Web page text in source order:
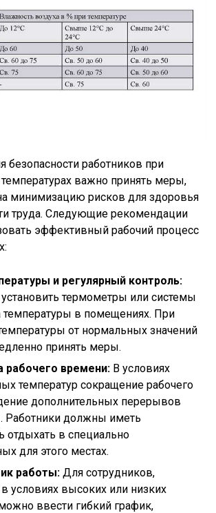
безопасности работников при
важно принять меры,
минимизацию рисков для здоровья
труда. Следующие рекомендации
эффективный рабочий процесс
и регулярный контроль:
термометры или системы
температуры в помещениях. При
от нормальных значений
принять меры.
рабочего времени: В условиях
температур сокращение рабочего
дополнительных перерывов
Работники должны иметь
отдыхать в специально
для этого местах.
работы: Для сотрудников,
условиях высоких или низких
ввести гибкий график,